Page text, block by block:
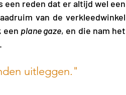
een reden dat er altijd wel een
van de verkleedwinkel
een plane gaze, en die nam het
uitleggen."